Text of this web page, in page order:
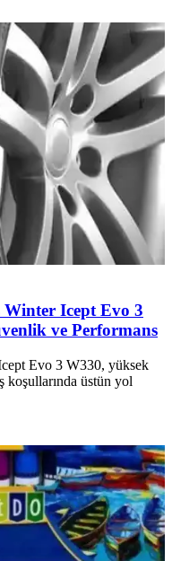
Icept Evo 3
ve Performans
Evo 3 W330, yüksek
koşullarında üstün yol